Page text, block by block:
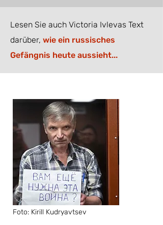
Lesen Sie auch Victoria Ivlevas Text
darüber, wie ein russisches
Gefängnis heute aussieht...
Foto: Kirill Kudryavtsev